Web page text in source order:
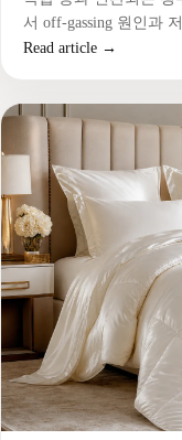
서 off-gassing 원인과
Read article →